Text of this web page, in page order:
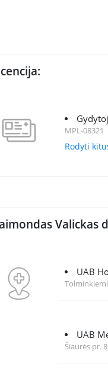
MPL-08321
Rodyti
Valickas
UAB
UAB
Šiaurės pr.